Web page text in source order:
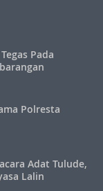
Pada
Polresta
Adat Tulude,
Lalin